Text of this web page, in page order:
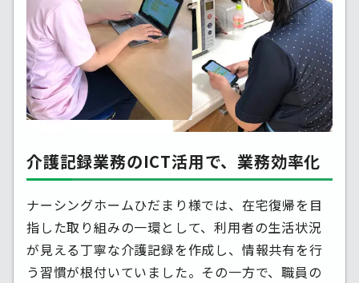
介護記録業務のICT活用で、業務効率化
ナーシングホームひだまり様では、在宅復帰を目
指した取り組みの一環として、利用者の生活状況
が見える丁寧な介護記録を作成し、情報共有を行
う習慣が根付いていました。その一方で、職員の